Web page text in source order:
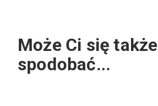
Może Ci się także
spodobać...